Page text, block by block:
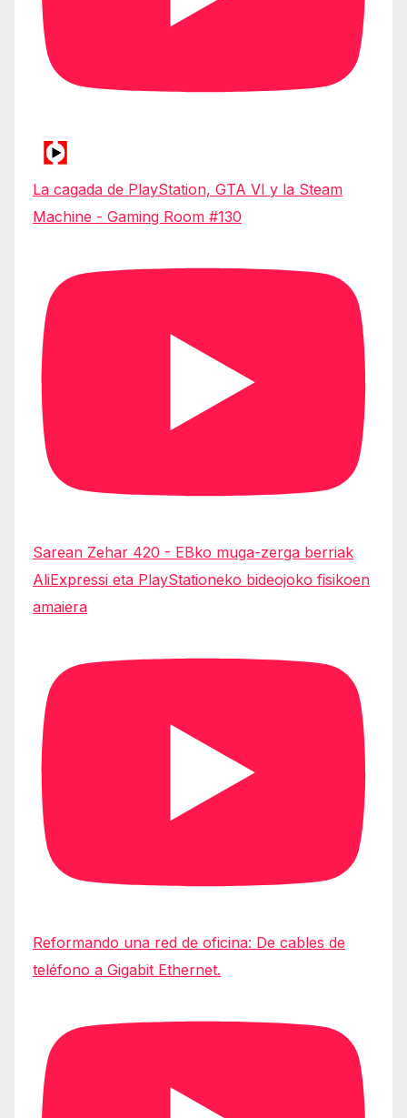
La cagada de PlayStation, GTA VI y la Steam
Machine - Gaming Room #130
Sarean Zehar 420 - EBko muga-zerga berriak
AliExpressi eta PlayStationeko bideojoko fisikoen
amaiera
Reformando una red de oficina: De cables de
teléfono a Gigabit Ethernet.